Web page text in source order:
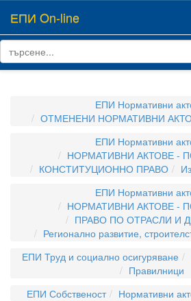
ЕПИ On-line
ЕПИ Нормативни
ОТМЕНЕНИ НОРМАТИВНИ
ЕПИ Нормативни
НОРМАТИВНИ АКТОВЕ -
КОНСТИТУЦИОННО ПРАВО
ЕПИ Нормативни
НОРМАТИВНИ АКТОВЕ -
ПРАВО ПО ОТРАСЛИ И
Регионално развитие,
ЕПИ Труд и социално осигуряване
Правилници
ЕПИ Собственост
Нормативни